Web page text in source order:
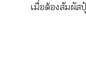
เมื่อต้องสัมผัส